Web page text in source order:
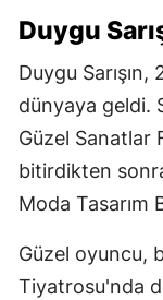
Duygu
Duygu
dünyaya geldi.
Güzel Sanatlar
bitirdikten
Moda Tasarım
Güzel oyuncu,
Tiyatrosu'nda